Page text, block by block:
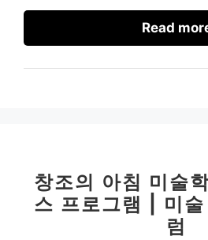
Read
창조의 아침 미술
스 프로그램 | 미
럼